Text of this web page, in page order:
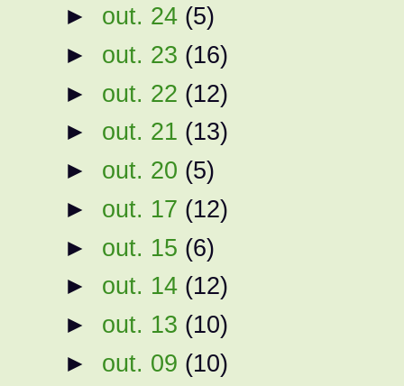
► out. 24 (5)
► out. 23 (16)
► out. 22 (12)
► out. 21 (13)
► out. 20 (5)
► out. 17 (12)
► out. 15 (6)
► out. 14 (12)
► out. 13 (10)
► out. 09 (10)